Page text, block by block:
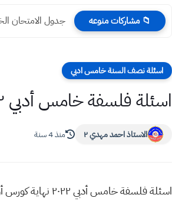
📁 مشاركات منوعه جدول الامتحان الخارجي ٢٠٢٤ سادس
اسئلة نصف السنة خامس ادبي
اسئلة فلسفة خامس أدبي ٢٠٢٢ نهاية كورس أول
الاستاذ احمد مهدي ٢ منذ 4 سنة
اسئلة فلسفة خامس أدبي ٢٠٢٢ نهاية كورس أول اسئلة امتحان نصف السنة مادة الفلسفة الخامس الادبي كورس اول